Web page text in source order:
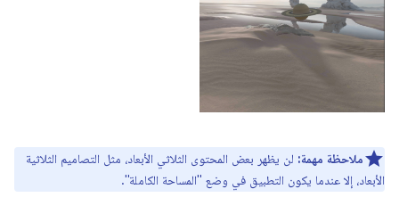
ملاحظة مهمة: لن يظهر بعض المحتوى الثلاثي الأبعاد، مثل التصاميم الثلاثية
الأبعاد، إلا عندما يكون التطبيق في وضع "المساحة الكاملة".